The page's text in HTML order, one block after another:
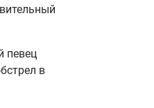
певец
в